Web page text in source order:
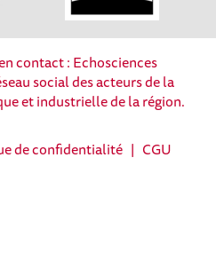
contact : Echosciences
social des acteurs de la
et industrielle de la région.
de confidentialité | CGU